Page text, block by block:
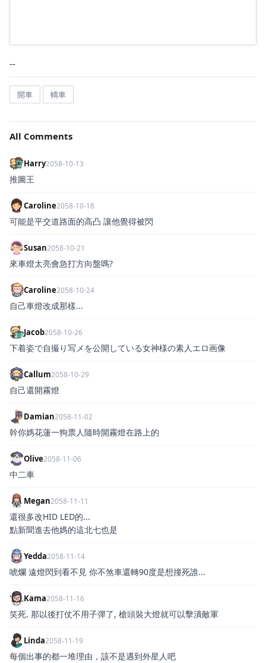
--
開車 轎車
All Comments
Harry2058-10-13
推圖王
Caroline2058-10-18
可能是平交道路面的高凸 讓他覺得被閃
Susan2058-10-21
來車燈太亮會急打方向盤嗎?
Caroline2058-10-24
自己車燈改成那樣...
Jacob2058-10-26
下着姿で自撮り写メを公開している女神様の素人エロ画像
Callum2058-10-29
自己還開霧燈
Damian2058-11-02
幹你媽花蓮一狗票人隨時開霧燈在路上的
Olive2058-11-06
中二車
Megan2058-11-11
還很多改HID LED的...
點新聞進去他媽的這北七也是
Yedda2058-11-14
唬爛 遠燈閃到看不見 你不煞車還轉90度是想撞死誰...
Kama2058-11-16
笑死. 那以後打仗不用子彈了, 槍頭裝大燈就可以擊潰敵軍
Linda2058-11-19
每個出事的都一堆理由，該不是遇到外星人吧